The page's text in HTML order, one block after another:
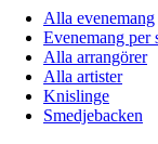
Alla evenemang
Evenemang per
Alla arrangörer
Alla artister
Knislinge
Smedjebacken